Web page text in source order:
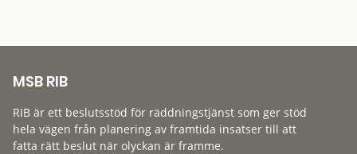
MSB RIB
RIB är ett beslutsstöd för räddningstjänst som ger stöd
hela vägen från planering av framtida insatser till att
fatta rätt beslut när olyckan är framme.